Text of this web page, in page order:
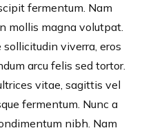
fermentum. Nam
mollis magna volutpat.
viverra, eros
arcu felis sed tortor.
vitae, sagittis vel
fermentum. Nunc a
nibh. Nam